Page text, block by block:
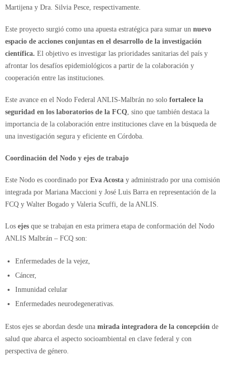
Martijena y Dra. Silvia Pesce, respectivamente.
Este proyecto surgió como una apuesta estratégica para sumar un nuevo
espacio de acciones conjuntas en el desarrollo de la investigación
científica. El objetivo es investigar las prioridades sanitarias del país y
afrontar los desafíos epidemiológicos a partir de la colaboración y
cooperación entre las instituciones.
Este avance en el Nodo Federal ANLIS-Malbrán no solo fortalece la
seguridad en los laboratorios de la FCQ , sino que también destaca la
importancia de la colaboración entre instituciones clave en la búsqueda de
una investigación segura y eficiente en Córdoba.
Coordinación del Nodo y ejes de trabajo
Este Nodo es coordinado por Eva Acosta y administrado por una comisión
integrada por Mariana Maccioni y José Luis Barra en representación de la
FCQ y Walter Bogado y Valeria Scuffi, de la ANLIS.
Los ejes que se trabajan en esta primera etapa de conformación del Nodo
ANLIS Malbrán – FCQ son:
Enfermedades de la vejez,
Cáncer,
Inmunidad celular
Enfermedades neurodegenerativas.
Estos ejes se abordan desde una mirada integradora de la concepción de
salud que abarca el aspecto socioambiental en clave federal y con
perspectiva de género.